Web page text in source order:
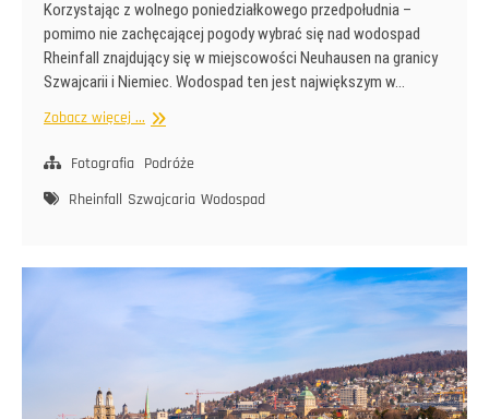
Korzystając z wolnego poniedziałkowego przedpołudnia –
pomimo nie zachęcającej pogody wybrać się nad wodospad
Rheinfall znajdujący się w miejscowości Neuhausen na granicy
Szwajcarii i Niemiec. Wodospad ten jest największym w…
Zobacz więcej ... Rheinfall
Fotografia
Podróże
Rheinfall Szwajcaria Wodospad